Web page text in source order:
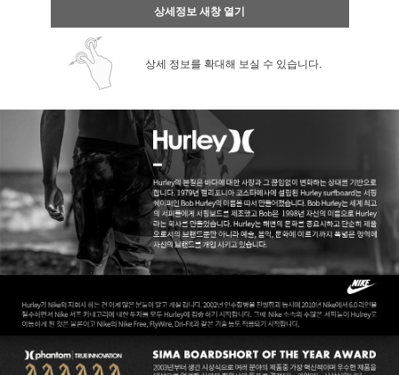
상세정보 새창 열기
상세 정보를 확대해 보실 수 있습니다.